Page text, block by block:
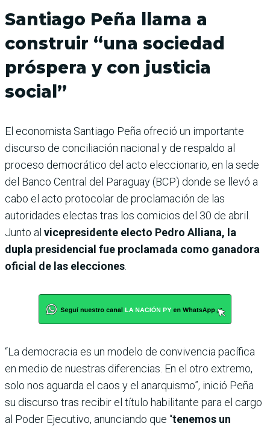
Santiago Peña llama a
construir “una sociedad
próspera y con justicia
social”
El economista Santiago Peña ofreció un importante
discurso de conciliación nacional y de respaldo al
proceso democrático del acto eleccionario, en la sede
del Banco Central del Paraguay (BCP) donde se llevó a
cabo el acto protocolar de proclamación de las
autoridades electas tras los comicios del 30 de abril.
Junto al vicepresidente electo Pedro Alliana, la
dupla presidencial fue proclamada como ganadora
oficial de las elecciones
“La democracia es un modelo de convivencia pacífica
en medio de nuestras diferencias. En el otro extremo,
solo nos aguarda el caos y el anarquismo”, inició Peña
su discurso tras recibir el título habilitante para el cargo
al Poder Ejecutivo, anunciando que “tenemos un